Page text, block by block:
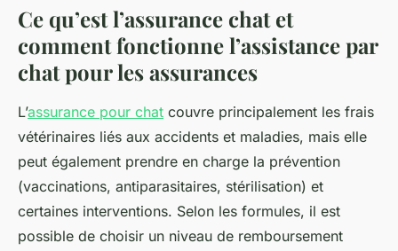
Ce qu’est l’assurance chat et
comment fonctionne l’assistance par
chat pour les assurances
L’assurance pour chat couvre principalement les frais
vétérinaires liés aux accidents et maladies, mais elle
peut également prendre en charge la prévention
(vaccinations, antiparasitaires, stérilisation) et
certaines interventions. Selon les formules, il est
possible de choisir un niveau de remboursement